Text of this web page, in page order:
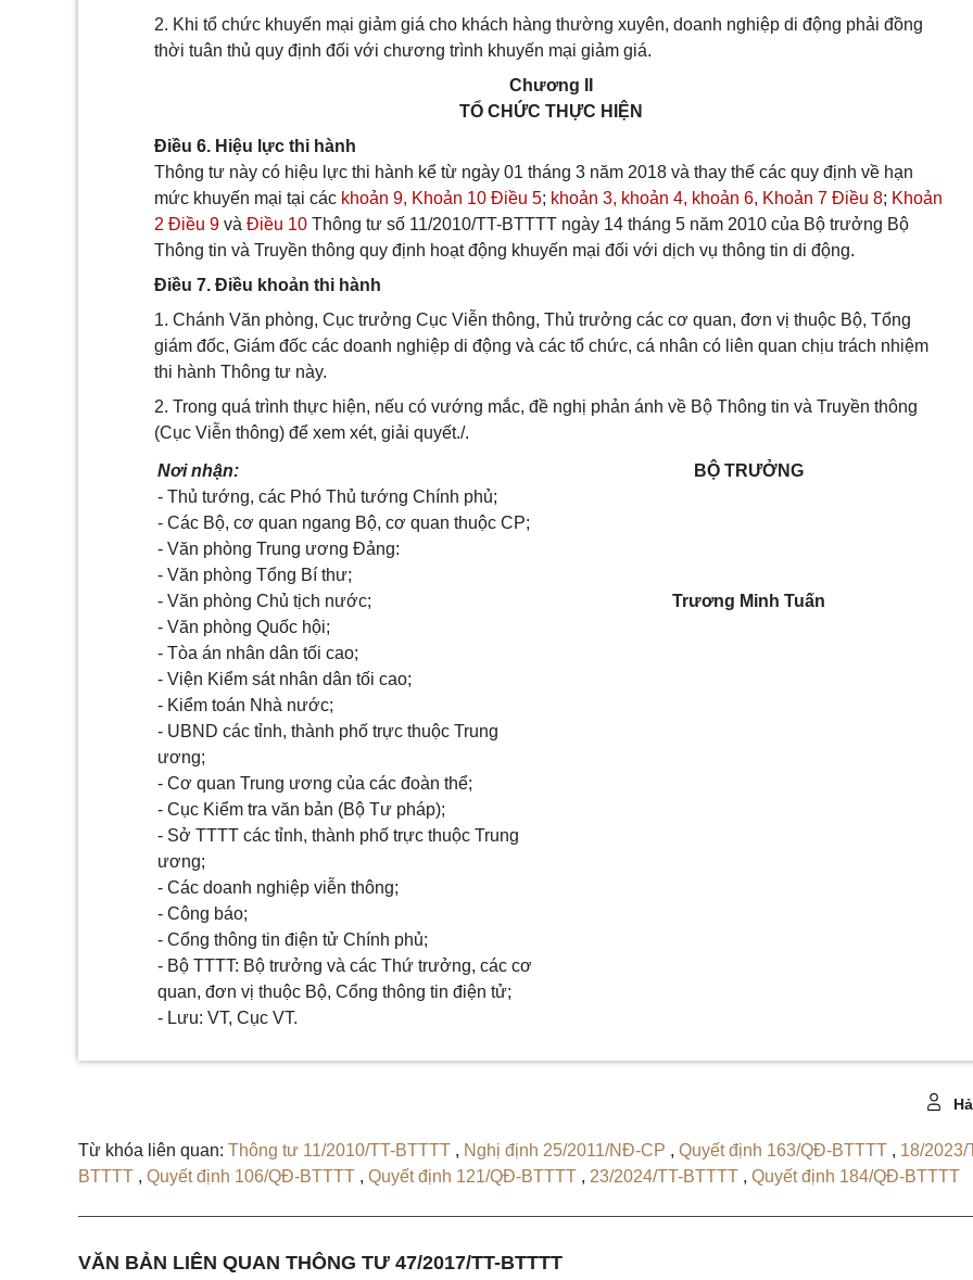
2. Khi tổ chức khuyến mại giảm giá cho khách hàng thường xuyên, doanh nghiệp di động phải đồng
thời tuân thủ quy định đối với chương trình khuyến mại giảm giá.
Chương II
TỔ CHỨC THỰC HIỆN
Điều 6. Hiệu lực thi hành
Thông tư này có hiệu lực thi hành kể từ ngày 01 tháng 3 năm 2018 và thay thế các quy định về hạn
mức khuyến mại tại các khoản 9, Khoản 10 Điều 5; khoản 3, khoản 4, khoản 6, Khoản 7 Điều 8; Khoản
2 Điều 9 và Điều 10 Thông tư số 11/2010/TT-BTTTT ngày 14 tháng 5 năm 2010 của Bộ trưởng Bộ
Thông tin và Truyền thông quy định hoạt động khuyến mại đối với dịch vụ thông tin di động.
Điều 7. Điều khoản thi hành
1. Chánh Văn phòng, Cục trưởng Cục Viễn thông, Thủ trưởng các cơ quan, đơn vị thuộc Bộ, Tổng
giám đốc, Giám đốc các doanh nghiệp di động và các tổ chức, cá nhân có liên quan chịu trách nhiệm
thi hành Thông tư này.
2. Trong quá trình thực hiện, nếu có vướng mắc, đề nghị phản ánh về Bộ Thông tin và Truyền thông
(Cục Viễn thông) để xem xét, giải quyết./.
Nơi nhận:
- Thủ tướng, các Phó Thủ tướng Chính phủ;
- Các Bộ, cơ quan ngang Bộ, cơ quan thuộc CP;
- Văn phòng Trung ương Đảng:
- Văn phòng Tổng Bí thư;
- Văn phòng Chủ tịch nước;
- Văn phòng Quốc hội;
- Tòa án nhân dân tối cao;
- Viện Kiểm sát nhân dân tối cao;
- Kiểm toán Nhà nước;
- UBND các tỉnh, thành phố trực thuộc Trung
ương;
- Cơ quan Trung ương của các đoàn thể;
- Cục Kiểm tra văn bản (Bộ Tư pháp);
- Sở TTTT các tỉnh, thành phố trực thuộc Trung
ương;
- Các doanh nghiệp viễn thông;
- Công báo;
- Cổng thông tin điện tử Chính phủ;
- Bộ TTTT: Bộ trưởng và các Thứ trưởng, các cơ
quan, đơn vị thuộc Bộ, Cổng thông tin điện tử;
- Lưu: VT, Cục VT.
BỘ TRƯỞNG
Trương Minh Tuấn
Từ khóa liên quan: Thông tư 11/2010/TT-BTTTT , Nghị định 25/2011/NĐ-CP , Quyết định 163/QĐ-BTTTT , 18/2023/
BTTTT , Quyết định 106/QĐ-BTTTT , Quyết định 121/QĐ-BTTTT , 23/2024/TT-BTTTT , Quyết định 184/QĐ-BTTTT
VĂN BẢN LIÊN QUAN THÔNG TƯ 47/2017/TT-BTTTT